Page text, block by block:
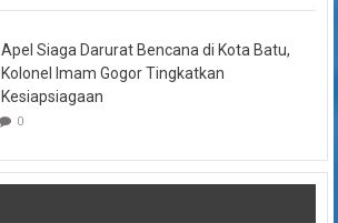
Apel Siaga Darurat Bencana di Kota Batu,
Kolonel Imam Gogor Tingkatkan
Kesiapsiagaan
0